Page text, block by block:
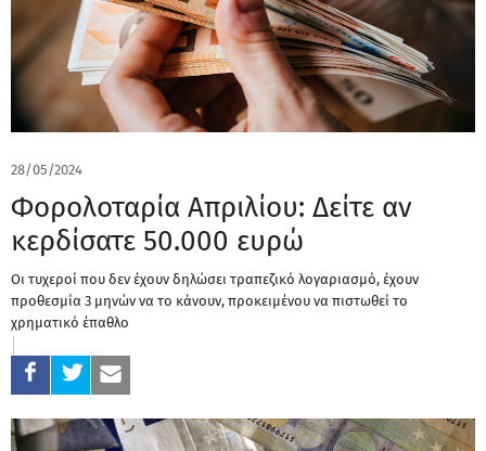
28/05/2024
Φορολοταρία Απριλίου: Δείτε αν
κερδίσατε 50.000 ευρώ
Οι τυχεροί που δεν έχουν δηλώσει τραπεζικό λογαριασμό, έχουν
προθεσμία 3 μηνών να το κάνουν, προκειμένου να πιστωθεί το
χρηματικό έπαθλο